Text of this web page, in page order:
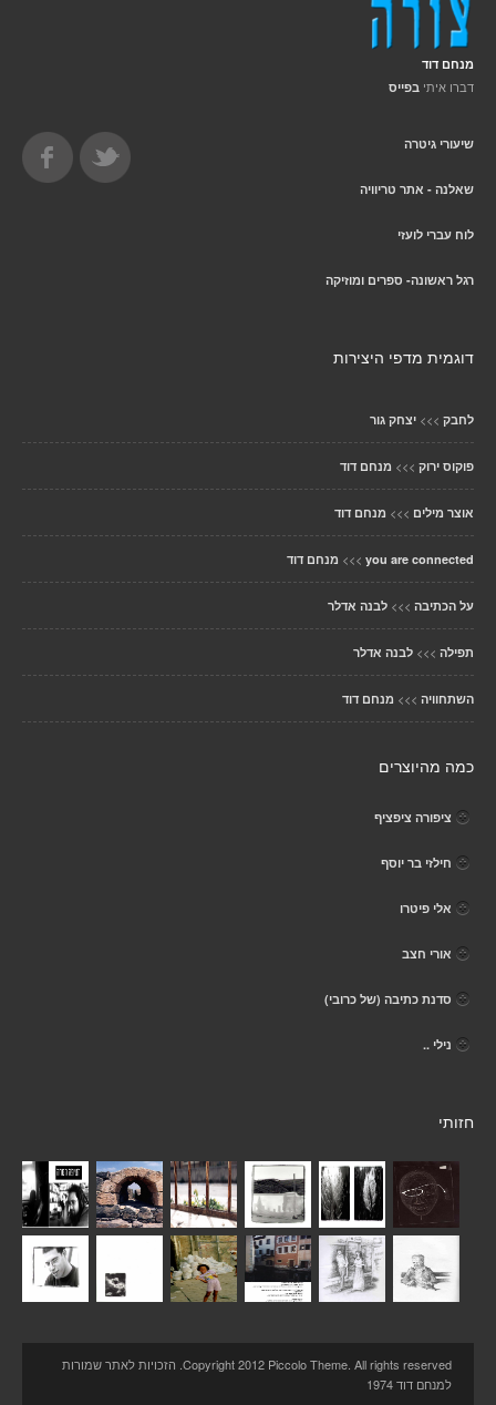
מנחם דוד
דברו איתי בפייס
שיעורי גיטרה
שאלנה - אתר טריוויה
לוח עברי לועזי
רגל ראשונה- ספרים ומוזיקה
דוגמית מדפי היצירות
לחבק >>> יצחק גור
פוקוס ירוק >>> מנחם דוד
אוצר מילים >>> מנחם דוד
you are connected
>>> מנחם דוד
על הכתיבה >>> לבנה אדלר
תפילה >>> לבנה אדלר
השתחוויה >>> מנחם דוד
כמה מהיוצרים
ציפורה ציפציף
חילזי בר יוסף
אלי פיטרו
אורי חצב
סדנת כתיבה (של כרובי)
נילי ..
חזותי
Copyright 2012 Piccolo Theme. All rights reserved. הזכויות לאתר שמורות
למנחם דוד 1974